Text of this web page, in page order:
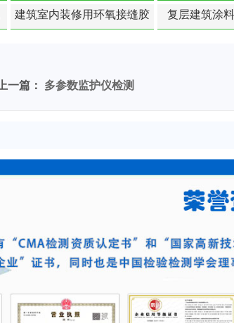
化寿命预
建筑室内装修用环氧接缝胶
复层建筑涂
上一篇： 多参数监护仪检测